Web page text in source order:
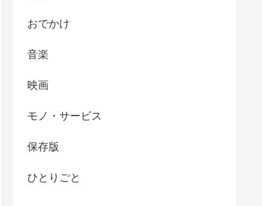
おでかけ
音楽
映画
モノ・サービス
保存版
ひとりごと